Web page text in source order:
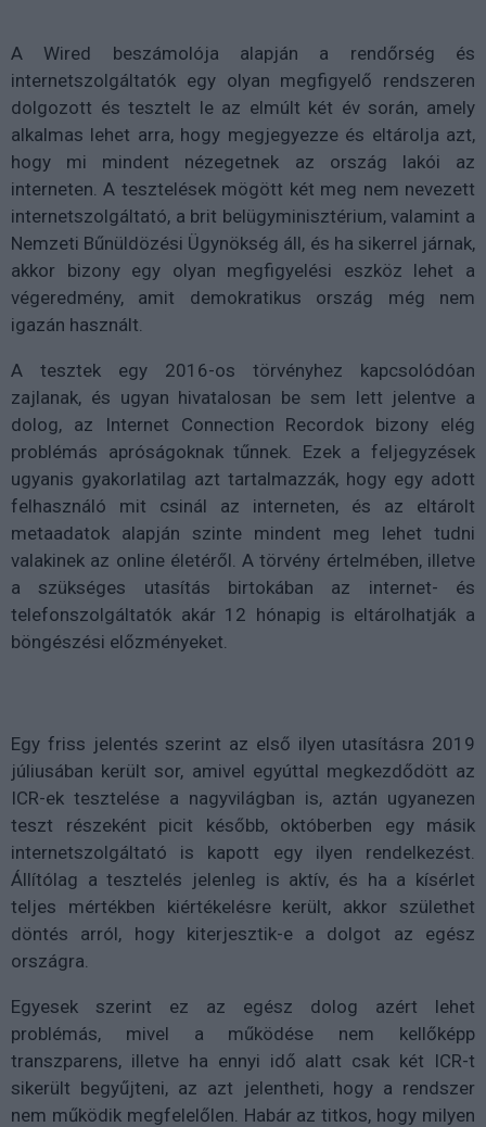
A Wired beszámolója alapján a rendőrség és
internetszolgáltatók egy olyan megfigyelő rendszeren
dolgozott és tesztelt le az elmúlt két év során, amely
alkalmas lehet arra, hogy megjegyezze és eltárolja azt,
hogy mi mindent nézegetnek az ország lakói az
interneten. A tesztelések mögött két meg nem nevezett
internetszolgáltató, a brit belügyminisztérium, valamint a
Nemzeti Bűnüldözési Ügynökség áll, és ha sikerrel járnak,
akkor bizony egy olyan megfigyelési eszköz lehet a
végeredmény, amit demokratikus ország még nem
igazán használt.
A tesztek egy 2016-os törvényhez kapcsolódóan
zajlanak, és ugyan hivatalosan be sem lett jelentve a
dolog, az Internet Connection Recordok bizony elég
problémás apróságoknak tűnnek. Ezek a feljegyzések
ugyanis gyakorlatilag azt tartalmazzák, hogy egy adott
felhasználó mit csinál az interneten, és az eltárolt
metaadatok alapján szinte mindent meg lehet tudni
valakinek az online életéről. A törvény értelmében, illetve
a szükséges utasítás birtokában az internet- és
telefonszolgáltatók akár 12 hónapig is eltárolhatják a
böngészési előzményeket.
Egy friss jelentés szerint az első ilyen utasításra 2019
júliusában került sor, amivel egyúttal megkezdődött az
ICR-ek tesztelése a nagyvilágban is, aztán ugyanezen
teszt részeként picit később, októberben egy másik
internetszolgáltató is kapott egy ilyen rendelkezést.
Állítólag a tesztelés jelenleg is aktív, és ha a kísérlet
teljes mértékben kiértékelésre került, akkor születhet
döntés arról, hogy kiterjesztik-e a dolgot az egész
országra.
Egyesek szerint ez az egész dolog azért lehet
problémás, mivel a működése nem kellőképp
transzparens, illetve ha ennyi idő alatt csak két ICR-t
sikerült begyűjteni, az azt jelentheti, hogy a rendszer
nem működik megfelelőlen. Habár az titkos, hogy milyen